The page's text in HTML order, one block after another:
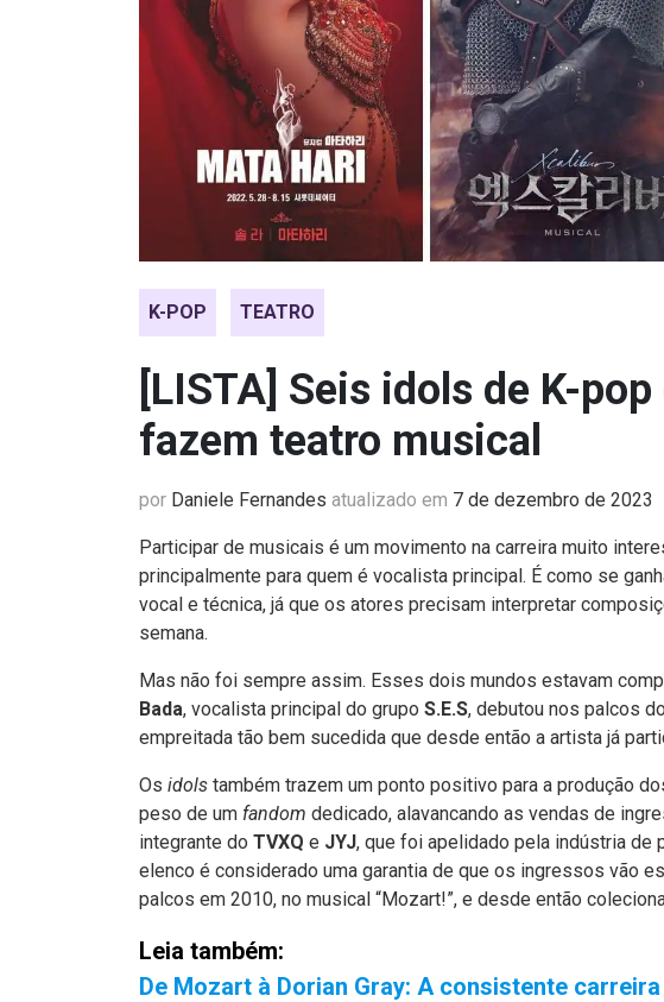
K-POP TEATRO
[LISTA] Seis idols de K-
fazem teatro musical
por Daniele Fernandes atualizado em 7 de dezembro de 2023
Participar de musicais é um movimento na carreira muito
principalmente para quem é vocalista principal. É como se
vocal e técnica, já que os atores precisam interpretar
semana.
Mas não foi sempre assim. Esses dois mundos estavam
Bada, vocalista principal do grupo S.E.S, debutou nos palcos
empreitada tão bem sucedida que desde então a artista já
Os idols também trazem um ponto positivo para a produção
peso de um fandom dedicado, alavancando as vendas de
integrante do TVXQ e JYJ, que foi apelidado pela indústria de
elenco é considerado uma garantia de que os ingressos vão
palcos em 2010, no musical “Mozart!”, e desde então
Leia também:
De Mozart à Dorian Gray: A consistente